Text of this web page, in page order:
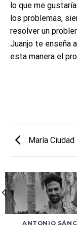
lo que me
los problemas,
resolver un
Juanjo te enseña
esta manera el
María Ciudad
ANTONIO